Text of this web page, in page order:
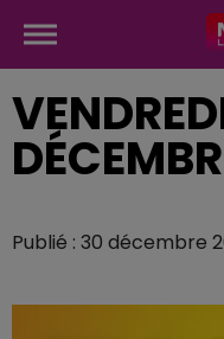
Publié : 30 décembre